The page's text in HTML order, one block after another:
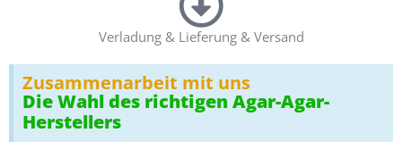
Verladung & Lieferung & Versand
Zusammenarbeit mit uns
Die Wahl des richtigen Agar-Agar-
Herstellers